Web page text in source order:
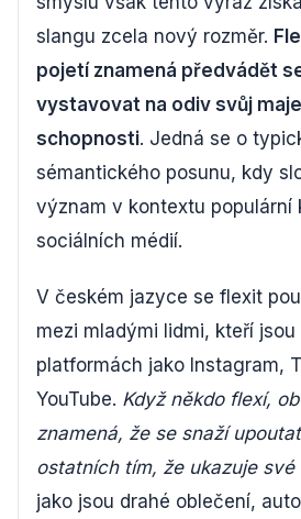
slangu zcela nový rozměr.
pojetí znamená předvádět
vystavovat na odiv svůj
schopnosti. Jedná se o
sémantického posunu, kdy
význam v kontextu populární
sociálních médií.
V českém jazyce se flexit
mezi mladými lidmi, kteří
platformách jako Instagram,
YouTube. Když někdo flexí,
znamená, že se snaží
ostatních tím, že ukazuje
jako jsou drahé oblečení,